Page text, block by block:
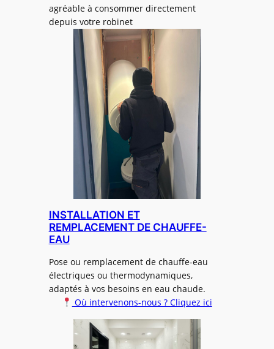
agréable à consommer directement
depuis votre robinet
INSTALLATION ET
REMPLACEMENT DE CHAUFFE-
EAU
Pose ou remplacement de chauffe-eau
électriques ou thermodynamiques,
adaptés à vos besoins en eau chaude.
Où intervenons-nous ? Cliquez ici